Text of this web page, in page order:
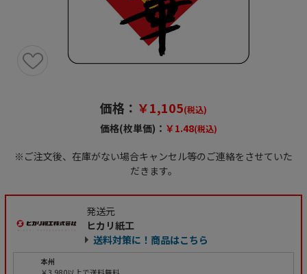
価格： ￥1,105(税込)
価格(枚単価)： ￥1.48(税込)
※ご注文後、在庫がない場合キャンセル等のご連絡をさせていた
だきます。
発送元
ヒカリ紙工
送料対策に！商品はこちら
本州